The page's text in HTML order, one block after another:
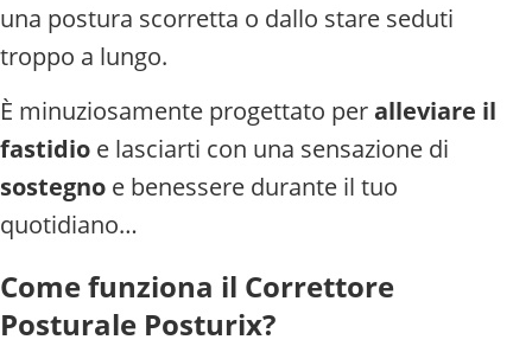
una postura scorretta o dallo stare seduti
troppo a lungo.
È minuziosamente progettato peralleviare il
fastidio e lasciarti con una sensazione di
sostegno e benessere durante il tuo
quotidiano…
Come funziona il Correttore
Posturale Posturix?